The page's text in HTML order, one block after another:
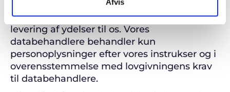
Afvis
databehandlere og behandler i visse tilfælde
personoplysninger i forbindelse med deres
levering af ydelser til os. Vores
databehandlere behandler kun
personoplysninger efter vores instrukser og i
overensstemmelse med lovgivningens krav
til databehandlere.